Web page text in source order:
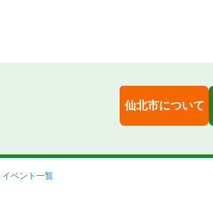
仙北市について
イベント一覧